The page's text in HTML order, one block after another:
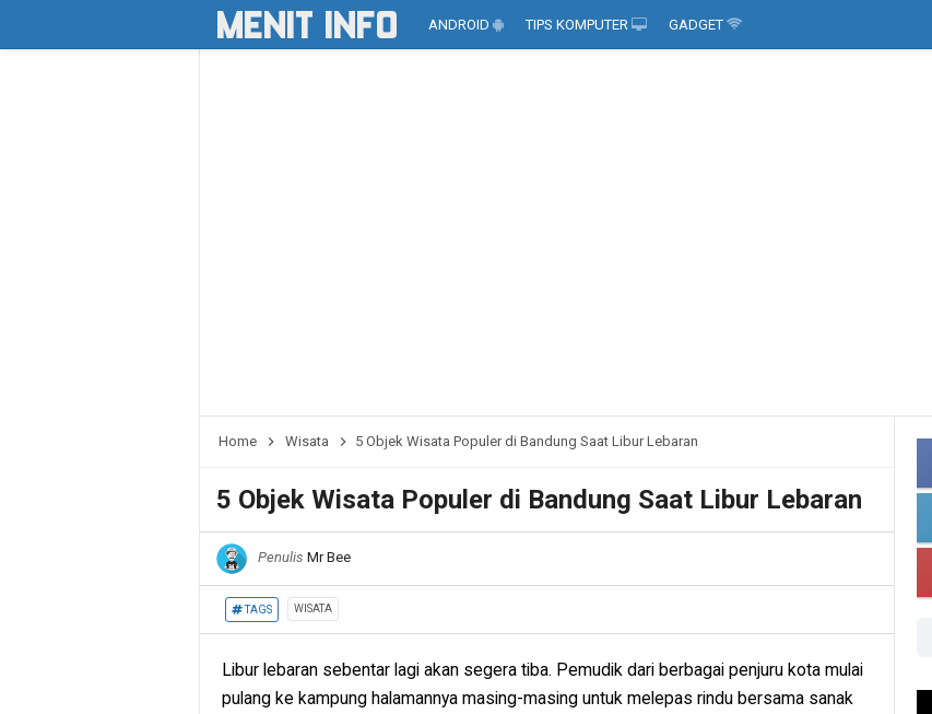
ANDROID TIPS KOMPUTER GADGET
Home Wisata 5 Objek Wisata Populer di Bandung Saat Libur Lebaran
5 Objek Wisata Populer di Bandung Saat Libur Lebaran
Penulis Mr Bee
TAGS WISATA
Libur lebaran sebentar lagi akan segera tiba. Pemudik dari berbagai penjuru kota mulai
pulang ke kampung halamannya masing-masing untuk melepas rindu bersama sanak